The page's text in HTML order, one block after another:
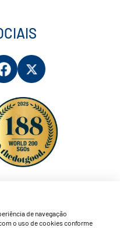
de navegação
o uso de cookies conforme